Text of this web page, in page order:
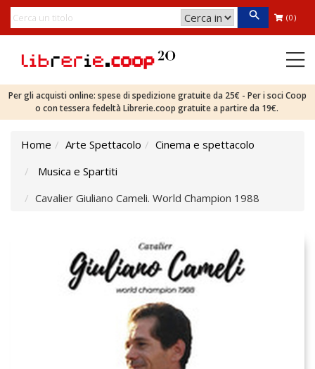
(0)
Per gli acquisti online: spese di spedizione gratuite da 25€ - Per i soci Coop
o con tessera fedeltà Librerie.coop gratuite a partire da 19€.
Home Arte Spettacolo
Cinema e spettacolo
Musica e Spartiti
Cavalier Giuliano Cameli. World Champion 1988